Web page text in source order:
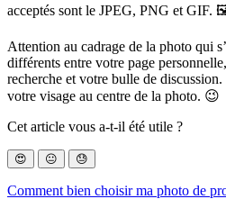
acceptés sont le JPEG, PNG et GIF.
Attention au cadrage de la photo qui
différents entre votre page
recherche et votre bulle de
votre visage au centre de la photo. 😉
Cet article vous a-t-il été utile ?
😍 😐 😓
Comment bien choisir ma photo de